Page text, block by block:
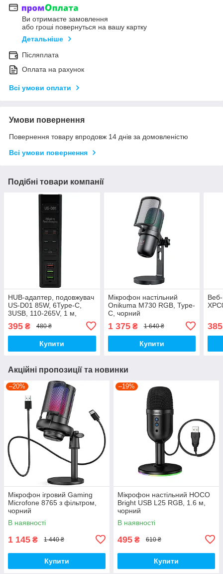
Ви отримаєте замовлення
або гроші повернуться на вашу картку
Детальніше
Післяплата
Оплата на рахунок
Всі умови оплати
Умови повернення
Повернення товару впродовж 14 днів за домовленістю
Всі умови повернення
Подібні товари компанії
HUB-адаптер, подовжувач
US-D01 85W, 6Type-C,
3USB, 110-265V, 1 м,
395 ₴ 480 ₴
Купити
Мікрофон настільний
Onikuma M730 RGB, Type-
C, чорний
1 375₴ 1 640 ₴
Купити
385
Акційні пропозиції та новинки
–20%
Мікрофон ігровий Gaming
Microfone 8765 з фільтром,
чорний
В наявності
1 145 ₴ 1 440 ₴
Купити
–19%
Мікрофон настільний HOCO
Bright USB L25 RGB, 1.6 м,
чорний
В наявності
495 ₴ 610 ₴
Купити